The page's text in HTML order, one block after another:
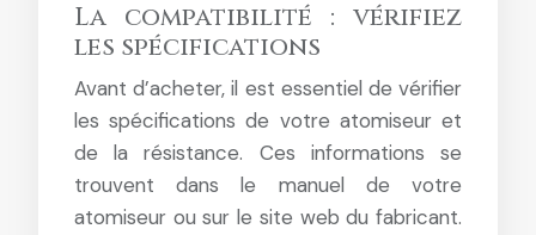
La compatibilité : vérifiez
les spécifications
Avant d’acheter, il est essentiel de vérifier
les spécifications de votre atomiseur et
de la résistance. Ces informations se
trouvent dans le manuel de votre
atomiseur ou sur le site web du fabricant.